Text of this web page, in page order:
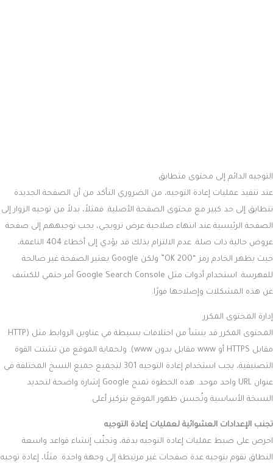
التوجيه الدائم إلى محتوى متطابق
عند تنفيذ عمليات إعادة التوجيه، من الضروري التأكد من أن الصفحة الجديدة
تتطابق إلى حد كبير مع محتوى الصفحة الأصلية. فمثلاً، بدلاً من توجيه الزوار إلى
الصفحة الرئيسية عند انتهاء صلاحية عرض ترويجي، يجب توجيههم إلى صفحة
عروض حالية ذات صلة. عدم الالتزام بذلك قد يؤدي إلى أخطاء 404 الناعمة،
حيث يظهر الخادم رمز “200 OK” ولكن Google يعتبر الصفحة غير صالحة
للفهرسة. استخدام أدوات مثل Google Search Console أمر حتمي للكشف
عن هذه المشكلات وإصلاحها فورًا.
إدارة المحتوى المكرر
المحتوى المكرر قد ينشأ من اختلافات بسيطة في عناوين الروابط مثل (HTTP
مقابل HTTPS أو www مقابل بدون www). ولحماية الموقع من تشتت القوة
التصنيفية، يجب استخدام إعادة التوجيه 301 لتجميع جميع النسخ المختلفة في
عنوان URL واحد موحد. هذه الخطوة تمنح Google إشارة واضحة لتحديد
النسخة الأساسية وتُحسن ظهور الموقع بتركيز أعلى.
تجنب الإعدادات العشوائية لعمليات إعادة التوجيه
احرص على ضبط عمليات إعادة التوجيه بدقة، وتجنّب إنشاء قواعد واسعة
النطاق تقوم بتوجيه عدة صفحات غير مرتبطة إلى وجهة واحدة. مثلًا، إعادة توجيه